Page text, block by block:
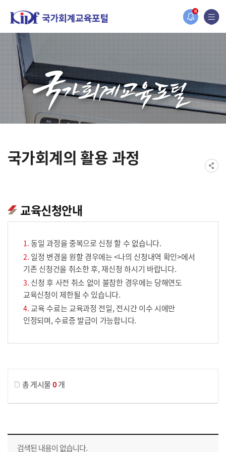
N
홈페이지가 새롭게 개편되었습니다.
한국조세재정연구원홈페이지가 새롭게 개설되었습니다.
국가회계의 활용 과정
교육신청안내
동일 과정을 중복으로 신청 할 수 없습니다.
일정 변경을 원할 경우에는 <나의 신청내역 확인>에서
기존 신청건을 취소한 후, 재신청 하시기 바랍니다.
신청 후 사전 취소 없이 불참한 경우에는 당해연도
교육신청이 제한될 수 있습니다.
교육 수료는 교육과정 전일, 전시간 이수 시에만
인정되며, 수료증 발급이 가능합니다.
총 게시물0개
교육신청 목록을 나타낸 표로 회차, 지역, 접수기간, 교육기간, 교육장소, 신청인원/모집인원, 상태로 나뉘어 설명합니다.
검색된 내용이 없습니다.